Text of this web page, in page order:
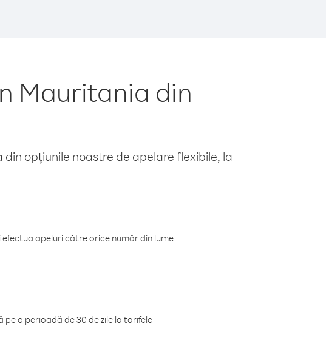
Mauritania din
opțiunile noastre de apelare flexibile, la
apeluri către orice număr din lume
o perioadă de 30 de zile la tarifele